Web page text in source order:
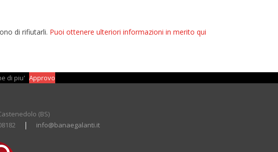
di rifiutarli. Puoi ottenere ulteriori informazioni in merito qui
di piu' Approvo
(BS)
info@banaegalanti.it